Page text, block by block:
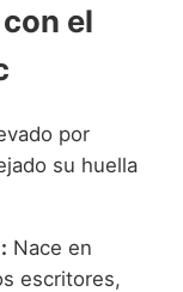
el
por
su huella
Nace en
escritores,